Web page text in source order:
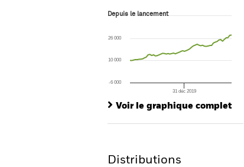
Depuis le lancement
The chart has 1 X axis displaying
The chart has 1 Y axis displaying
Depuis le lancement
31 déc 2019
-6 000
10 000
26 000
Voir le graphique complet
Distributions